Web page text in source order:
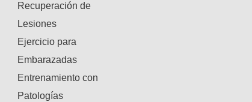
Recuperación de
Lesiones
Ejercicio para
Embarazadas
Entrenamiento con
Patologías